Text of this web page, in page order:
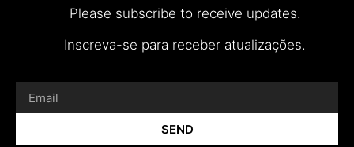
Please subscribe to receive updates.
Inscreva-se para receber atualizações.
SEND